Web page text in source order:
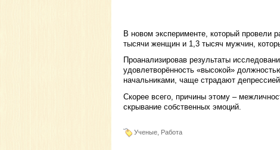
В новом эксперименте, который провели
тысячи женщин и 1,3 тысяч мужчин,
Проанализировав результаты
удовлетворённость «высокой»
начальниками, чаще страдают
Скорее всего, причины этому –
скрывание собственных эмоций.
Ученые, Работа